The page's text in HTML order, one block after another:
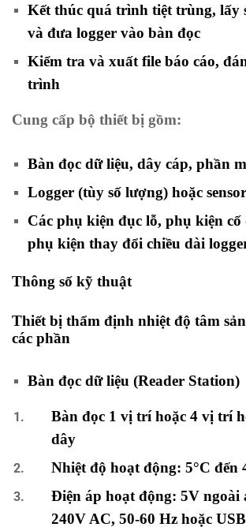
Kết thúc quá trình tiệt trùng, lấy
và đưa logger vào bàn đọc
Kiểm tra và xuất file báo cáo,
trình
Cung cấp bộ thiết bị gồm:
Bàn đọc dữ liệu, dây cáp, phần
Logger (tùy số lượng) hoặc
Các phụ kiện đục lỗ, phụ kiện cố
phụ kiện thay đổi chiều dài
Thông số kỹ thuật
Thiết bị thẩm định nhiệt độ tâm
các phần
Bàn đọc dữ liệu (Reader Station)
Bàn đọc 1 vị trí hoặc 4 vị trí
dây
Nhiệt độ hoạt động: 5°C đến
Điện áp hoạt động: 5V ngoài
240V AC, 50-60 Hz hoặc USB